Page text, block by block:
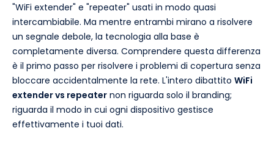
"WiFi extender" e "repeater" usati in modo quasi
intercambiabile. Ma mentre entrambi mirano a risolvere
un segnale debole, la tecnologia alla base è
completamente diversa. Comprendere questa differenza
è il primo passo per risolvere i problemi di copertura senza
bloccare accidentalmente la rete. L'intero dibattito WiFi
extender vs repeater non riguarda solo il branding;
riguarda il modo in cui ogni dispositivo gestisce
effettivamente i tuoi dati.